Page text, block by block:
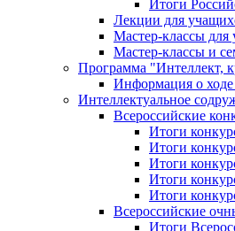
Итоги
Лекции для
Мастер-классы для
Мастер-классы и
Программа "Интеллект,
Информация о
Интеллектуальное
Всероссийские
Итоги
Итоги
Итоги
Итоги
Итоги
Всероссийские
Итоги